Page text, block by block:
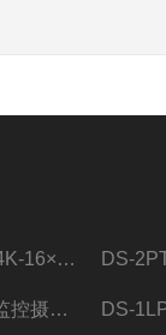
DS-8864N-R16/4K-16×4T/希捷16盘位录像机
C6C无极版萤石监控摄像头